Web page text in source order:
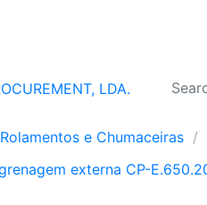
Rolamentos e Chumaceiras